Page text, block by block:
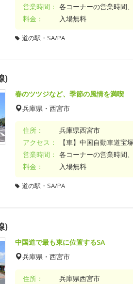
営業時間： 各コーナーの営業時間
料金：
入場無料
道の駅・SA/PA
)
春のツツジなど、季節の風情を満喫
兵庫県・西宮市
住所：
兵庫県西宮市
アクセス：
【車】中国自動車道宝
営業時間： 各コーナーの営業時間
料金：
入場無料
道の駅・SA/PA
)
中国道で最も東に位置するSA
兵庫県・西宮市
住所：
兵庫県西宮市